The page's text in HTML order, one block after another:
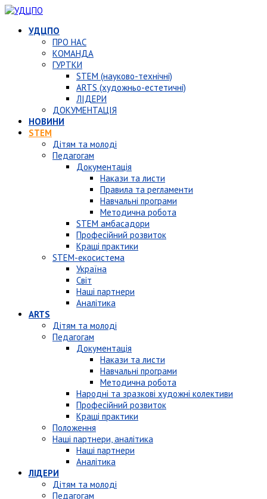
УДЦПО
ПРО НАС
КОМАНДА
ГУРТКИ
STEM (науково-технічні)
ARTS (художньо-естетичні)
ЛІДЕРИ
ДОКУМЕНТАЦІЯ
НОВИНИ
STEM
Дітям та молоді
Педагогам
Документація
Накази та листи
Правила та регламенти
Навчальні програми
Методична робота
STEM амбасадори
Професійний розвиток
Кращі практики
STEM-екосистема
Україна
Світ
Наші партнери
Аналітика
ARTS
Дітям та молоді
Педагогам
Документація
Накази та листи
Навчальні програми
Методична робота
Народні та зразкові художні колективи
Професійний розвиток
Кращі практики
Положення
Наші партнери, аналітика
Наші партнери
Аналітика
ЛІДЕРИ
Дітям та молоді
Педагогам